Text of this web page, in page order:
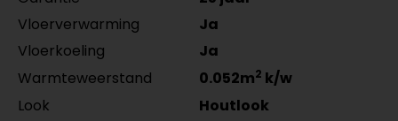
Vloerverwarming
Ja
Vloerkoeling
Ja
Warmteweerstand
0.052m2 k/w
Look
Houtlook